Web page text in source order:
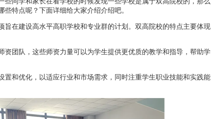
特点呢？下面详细给大家介绍介绍吧。
旨在建设高水平高职学校和专业群的计划。双高院校的特点主要体现
资团队，这些师资力量可以为学生提供更优质的教学和指导，帮助学
置和优化，以适应行业和市场需求，同时注重学生职业技能和实践能